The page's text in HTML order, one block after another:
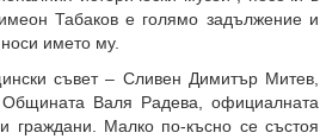
Табаков е голямо задължение и
името му.
съвет – Сливен Димитър Митев,
Общината Валя Радева, официалната
граждани. Малко по-късно се състоя